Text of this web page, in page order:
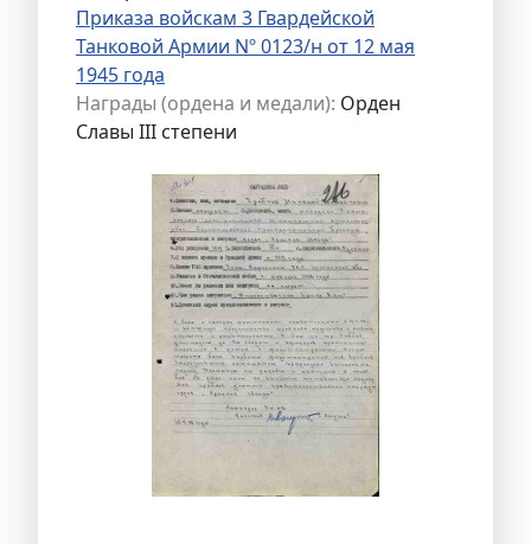
Приказа войскам 3 Гвардейской
Танковой Армии Nº 0123/н от 12 мая
1945 года
Награды (ордена и медали): Орден
Славы III степени